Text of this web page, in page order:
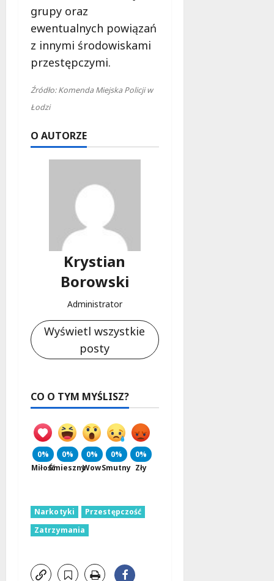
grupy oraz
ewentualnych powiązań
z innymi środowiskami
przestępczymi.
Źródło: Komenda Miejska Policji w
Łodzi
O AUTORZE
Krystian
Borowski
Administrator
Wyświetl wszystkie
posty
CO O TYM MYŚLISZ?
0%
Miłość
0%
Śmieszny
0%
Wow
0%
Smutny
0%
Zły
Narkotyki
Przestępczość
Zatrzymania